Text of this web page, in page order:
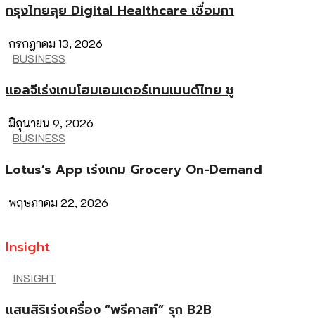
กรุงไทยลุย Digital Healthcare เชื่อมกา
กรกฎาคม 13, 2026
BUSINESS
แอลจีเร่งเกมโฮมเอนเตอร์เทนเมนต์ไทย ชู
มิถุนายน 9, 2026
BUSINESS
Lotus’s App เร่งเกม Grocery On-Demand
พฤษภาคม 22, 2026
Insight
INSIGHT
แสนสิริเร่งเครื่อง “พรีคาสท์” รุก B2B